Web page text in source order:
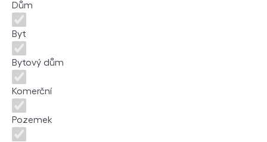
Dům
Byt
Bytový dům
Komerční
Pozemek